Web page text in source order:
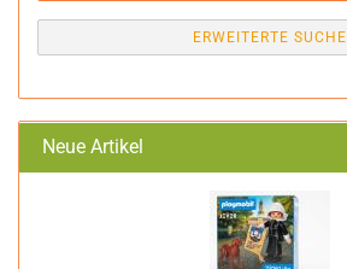
ERWEITERTE SUCHE
Neue Artikel